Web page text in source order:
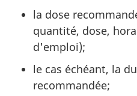
la dose
quantité, dose,
d'emploi);
le cas échéant, la
recommandée;